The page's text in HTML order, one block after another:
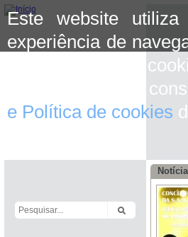
Este website
experiência de
aceitar o uso de
mais informação
e Política de cookies